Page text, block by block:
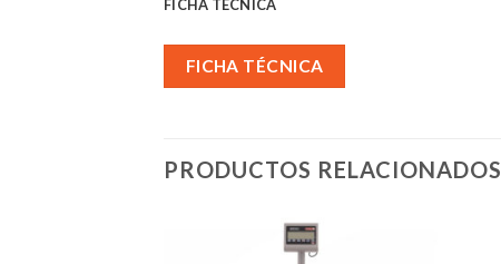
FICHA TÉCNICA
FICHA TÉCNICA
PRODUCTOS RELACIONADOS